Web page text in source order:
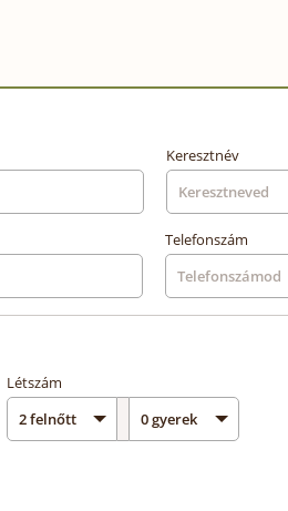
Keresztnév
Telefonszám
Létszám